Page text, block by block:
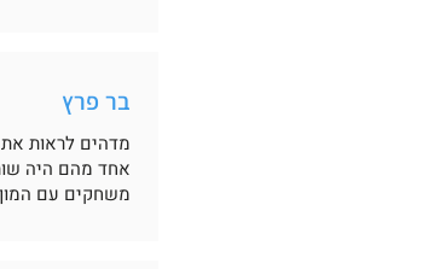
בר פרץ
מדהים לראות את
אחד מהם היה
משחקים עם